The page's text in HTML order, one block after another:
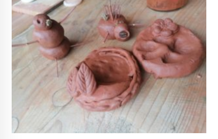
Publications
municipales
Enquêtes publiques
Conseil Municipal Transition écologique